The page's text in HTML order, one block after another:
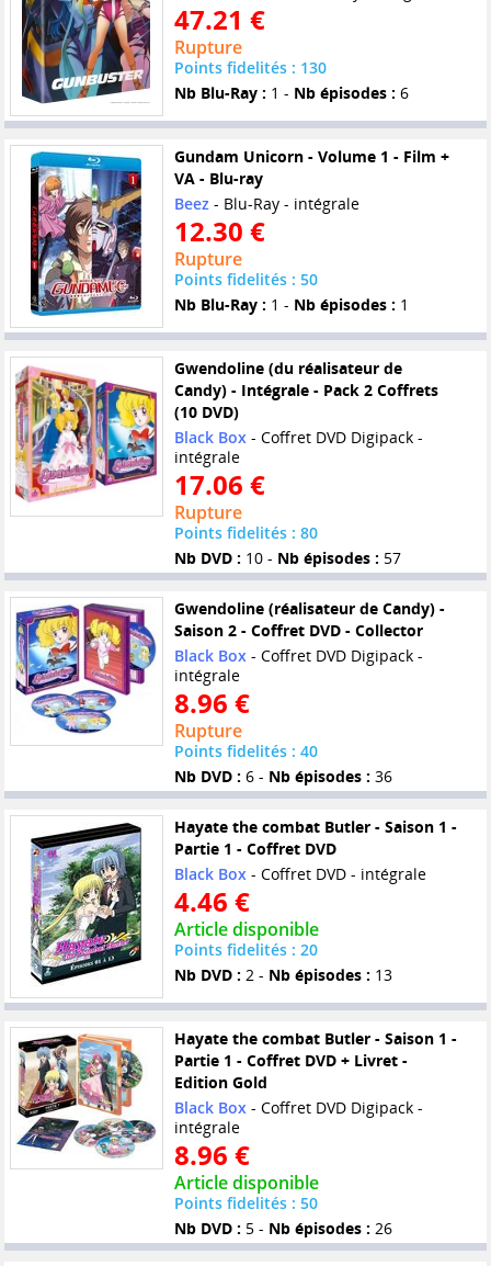
47.21 €
Rupture
Points fidelités : 130
Nb Blu-Ray : 1 - Nb épisodes : 6
Gundam Unicorn - Volume 1 - Film +
VA - Blu-ray
Beez - Blu-Ray - intégrale
12.30 €
Rupture
Points fidelités : 50
Nb Blu-Ray : 1 - Nb épisodes : 1
Gwendoline (du réalisateur de
Candy) - Intégrale - Pack 2 Coffrets
(10 DVD)
Black Box - Coffret DVD Digipack -
intégrale
17.06 €
Rupture
Points fidelités : 80
Nb DVD : 10 - Nb épisodes : 57
Gwendoline (réalisateur de Candy) -
Saison 2 - Coffret DVD - Collector
Black Box - Coffret DVD Digipack -
intégrale
8.96 €
Rupture
Points fidelités : 40
Nb DVD : 6 - Nb épisodes : 36
Hayate the combat Butler - Saison 1 -
Partie 1 - Coffret DVD
Black Box - Coffret DVD - intégrale
4.46 €
Article disponible
Points fidelités : 20
Nb DVD : 2 - Nb épisodes : 13
Hayate the combat Butler - Saison 1 -
Partie 1 - Coffret DVD + Livret -
Edition Gold
Black Box - Coffret DVD Digipack -
intégrale
8.96 €
Article disponible
Points fidelités : 50
Nb DVD : 5 - Nb épisodes : 26